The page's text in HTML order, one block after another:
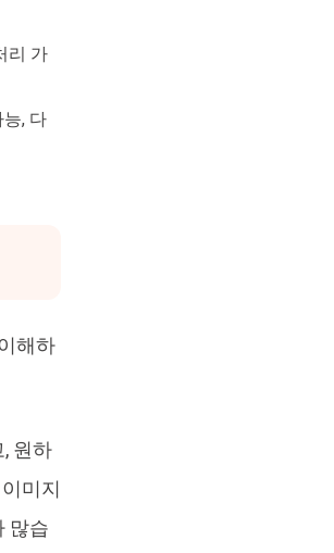
리 가
, 다
해하
원하
미지
많습